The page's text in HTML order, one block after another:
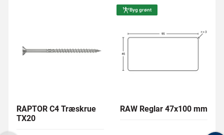
RAPTOR C4 Træskrue
TX20
Byg grønt
RAW Reglar 47x100 mm